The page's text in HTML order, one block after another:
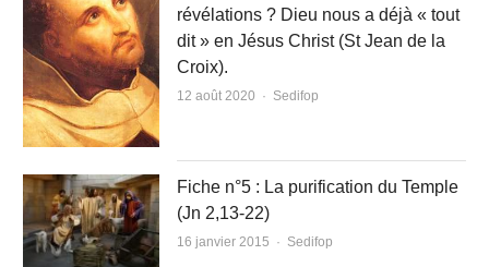
révélations ? Dieu nous a déjà « tout
dit » en Jésus Christ (St Jean de la
Croix).
12 août 2020 Author
Sedifop
Fiche n°5 : La purification du Temple
(Jn 2,13-22)
16 janvier 2015 Author
Sedifop